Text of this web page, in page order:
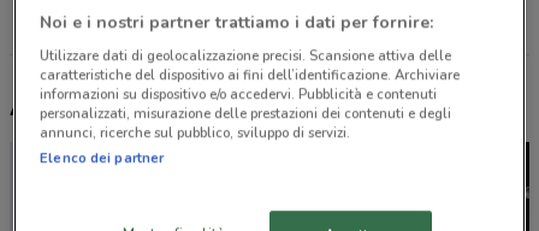
Tutti i negozi Pali
Altri volantini nelle vicinanze
Noi e i nostri partner trattiamo i dati per fornire:
Utilizzare dati di geolocalizzazione precisi. Scansione attiva delle
caratteristiche del dispositivo ai fini dell’identificazione. Archiviare
informazioni su dispositivo e/o accedervi. Pubblicità e contenuti
personalizzati, misurazione delle prestazioni dei contenuti e degli
annunci, ricerche sul pubblico, sviluppo di servizi.
Elenco dei partner